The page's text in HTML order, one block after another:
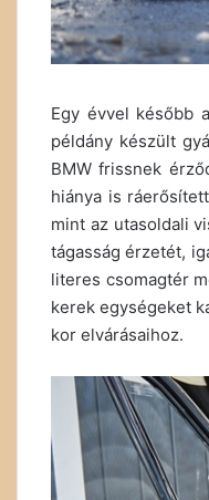
Egy évvel később
példány készült
BMW frissnek
hiánya is
mint az utasoldali
tágasság érzetét,
literes csomagtér
kerek egységeket
kor elvárásaihoz.